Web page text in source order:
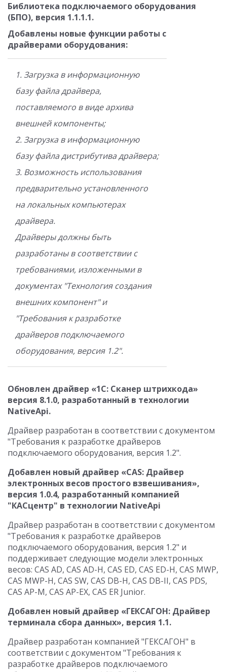
Библиотека подключаемого оборудования
(БПО), версия 1.1.1.1.
Добавлены новые функции работы с
драйверами оборудования:
1. Загрузка в информационную
базу файла драйвера,
поставляемого в виде архива
внешней компоненты;
2. Загрузка в информационную
базу файла дистрибутива драйвера;
3. Возможность использования
предварительно установленного
на локальных компьютерах
драйвера.
Драйверы должны быть
разработаны в соответствии с
требованиями, изложенными в
документах "Технология создания
внешних компонент" и
"Требования к разработке
драйверов подключаемого
оборудования, версия 1.2".
Обновлен драйвер «1С: Сканер штрихкода»
версия 8.1.0, разработанный в технологии
NativeApi.
Драйвер разработан в соответствии с документом
"Требования к разработке драйверов
подключаемого оборудования, версия 1.2".
Добавлен новый драйвер «CAS: Драйвер
электронных весов простого взвешивания»,
версия 1.0.4, разработанный компанией
"КАСцентр" в технологии NativeApi
Драйвер разработан в соответствии с документом
"Требования к разработке драйверов
подключаемого оборудования, версия 1.2" и
поддерживает следующие модели электронных
весов: CAS AD, CAS AD-H, CAS ED, CAS ED-H, CAS MWP,
CAS MWP-H, CAS SW, CAS DB-H, CAS DB-II, CAS PDS,
CAS AP-М, CAS AP-EX, CAS ER Junior.
Добавлен новый драйвер «ГЕКСАГОН: Драйвер
терминала сбора данных», версия 1.1.
Драйвер разработан компанией "ГЕКСАГОН" в
соответствии с документом "Требования к
разработке драйверов подключаемого